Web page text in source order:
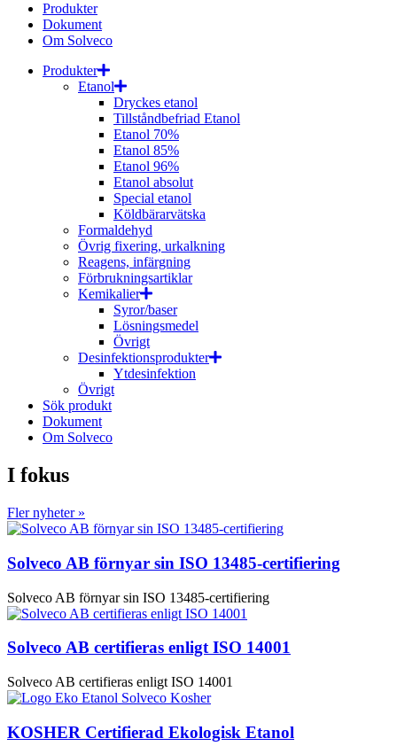
Produkter
Dokument
Om Solveco
Produkter
Etanol
Dryckes etanol
Tillståndbefriad Etanol
Etanol 70%
Etanol 85%
Etanol 96%
Etanol absolut
Special etanol
Köldbärarvätska
Formaldehyd
Övrig fixering, urkalkning
Reagens, infärgning
Förbrukningsartiklar
Kemikalier
Syror/baser
Lösningsmedel
Övrigt
Desinfektionsprodukter
Ytdesinfektion
Övrigt
Sök produkt
Dokument
Om Solveco
I fokus
Fler nyheter »
Solveco AB förnyar sin ISO 13485-certifiering
Solveco AB förnyar sin ISO 13485-certifiering
Solveco AB certifieras enligt ISO 14001
Solveco AB certifieras enligt ISO 14001
KOSHER Certifierad Ekologisk Etanol